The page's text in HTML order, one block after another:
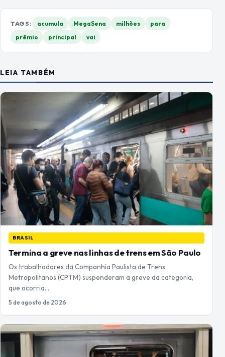
TAGS: acumula MegaSena milhões
para
prêmio
principal vai
LEIA TAMBÉM
BRASIL
Termina a greve nas linhas de trens em São Paulo
Os trabalhadores da Companhia Paulista de Trens
Metropolitanos (CPTM) suspenderam a greve da categoria,
que ocorria…
5 de agosto de 2026